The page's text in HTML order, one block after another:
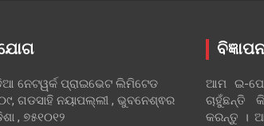
ନେଟୱର୍କ ପ୍ରାଇଭେଟ ଲିମିଟେଡ
ଗଡସାହି ନୟାପଲ୍ଲୀ , ଭୁବନେଶ୍ଵର
, ୭୫୧୦୧୨
ଆମ ଇ-
ଚାହୁଁଛନ୍ତି
କରନ୍ତୁ ।